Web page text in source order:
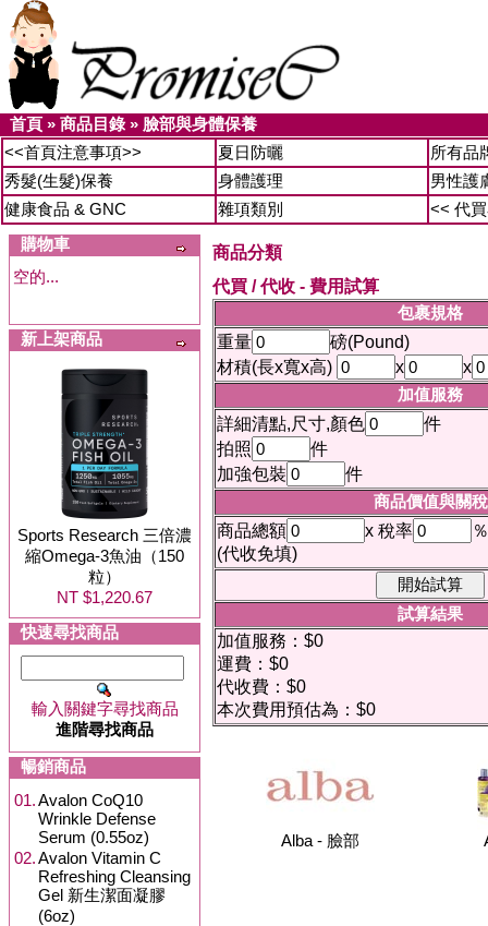
首頁 » 商品目錄» 臉部與身體保養
<<首頁注意事項>>
夏日防曬
所有品
秀髮(生髮)保養
身體護理
男性護
健康食品 & GNC
雜項類別
<< 代
購物車
空的...
新上架商品
Sports Research 三倍濃
縮Omega-3魚油（150
粒）
NT $1,220.67
快速尋找商品
輸入關鍵字尋找商品
進階尋找商品
暢銷商品
01.Avalon CoQ10
Wrinkle Defense
Serum (0.55oz)
02.Avalon Vitamin C
Refreshing Cleansing
Gel 新生潔面凝膠
(6oz)
商品分類
代買 / 代收 - 費用試算
包裹規格
重量
磅(Pound)
材積(長x寬x高)
x
x
加值服務
詳細清點,尺寸,顏色
件
拍照
件
加強包裝
件
商品價值與關稅
商品總額
x 稅率
％
(代收免填)
試算結果
加值服務：$0
運費：$0
代收費：$0
本次費用預估為：$0
Alba - 臉部